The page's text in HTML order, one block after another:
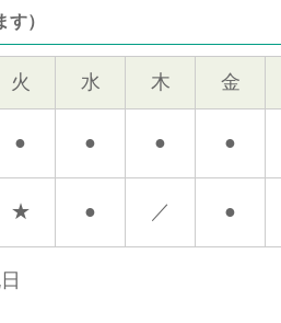
）
火 水 木 金
● ● ● ●
★ ● ／ ●